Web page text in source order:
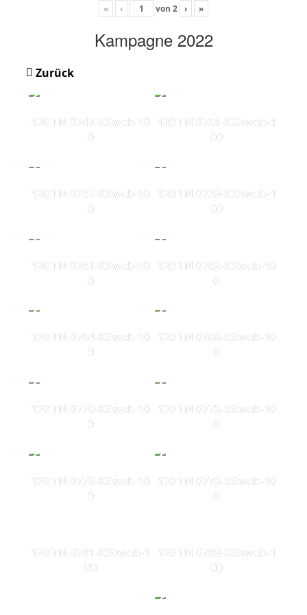
« ‹ von 2 › »
Kampagne 2022
Zurück
120 TN 0747-KSweb-10
0
120 TN 0751-KS5web-1
00
120 TN 0757-KSweb-10
0
120 TN 0759-KS3web-1
00
120 TN 0761-KSweb-10
0
120 TN 0762-KSweb-10
0
120 TN 0764-KSweb-10
0
120 TN 0768-KSweb-10
0
120 TN 0770-KSweb-10
0
120 TN 0775-KSweb-10
0
120 TN 0778-KSweb-10
0
120 TN 0779-KSweb-10
0
120 TN 0781-KS0web-1
00
120 TN 0789-KS3web-1
00